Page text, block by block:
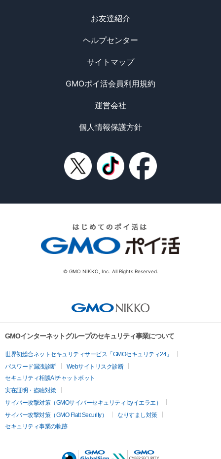
お友達紹介
ヘルプセンター
サイトマップ
GMOポイ活会員利用規約
運営会社
個人情報保護方針
© GMO NIKKO, Inc. All Rights Reserved.
GMOインターネットグループのセキュリティ事業について
世界初総合ネットセキュリティサービス「GMOセキュリティ24」
パスワード漏洩診断
Webサイトリスク診断
セキュリティ相談AIチャットボット
実在証明・盗聴対策
サイバー攻撃対策（GMOサイバーセキュリティ byイエラエ）
サイバー攻撃対策（GMO Flatt Security）
なりすまし対策
セキュリティ事業の軌跡